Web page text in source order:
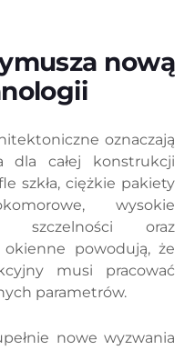
nową
oznaczają
dla całej konstrukcji
szkła, ciężkie pakiety
wysokie
szczelności oraz
powodują, że
musi pracować
parametrów.
nowe wyzwania